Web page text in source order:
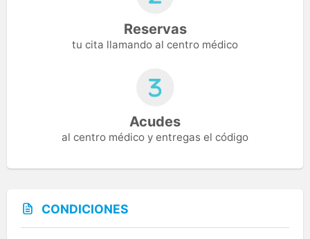
Reservas
tu cita llamando al centro médico
Acudes
al centro médico y entregas el código
CONDICIONES